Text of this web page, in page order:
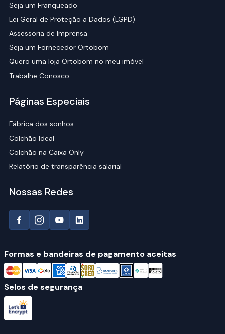
Seja um Franqueado
Lei Geral de Proteção a Dados (LGPD)
Assessoria de Imprensa
Seja um Fornecedor Ortobom
Quero uma loja Ortobom no meu imóvel
Trabalhe Conosco
Páginas Especiais
Fábrica dos sonhos
Colchão Ideal
Colchão na Caixa Only
Relatório de transparência salarial
Nossas Redes
Formas e bandeiras de pagamento aceitas
Selos de segurança